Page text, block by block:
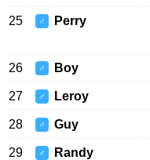
25 ♂ Perry
26 ♂ Boy
27 ♂ Leroy
28 ♂ Guy
29 ♂ Randy